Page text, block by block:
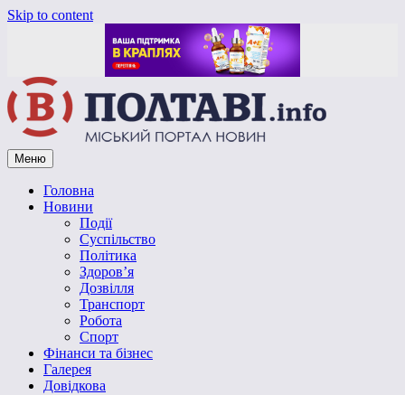
Skip to content
Vpoltave.info
Полтавський портал новин
Меню
Головна
Новини
Події
Суспільство
Політика
Здоров’я
Дозвілля
Транспорт
Робота
Спорт
Фінанси та бізнес
Галерея
Довідкова